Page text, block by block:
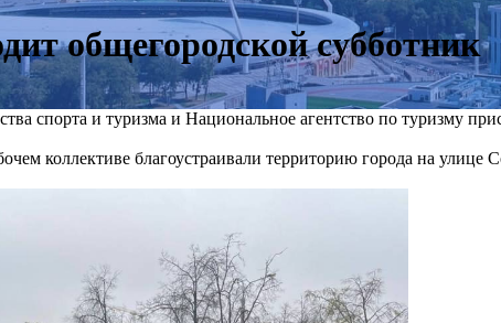
общегородской субботник
спорта и туризма и Национальное агентство по туризму
коллективе благоустраивали территорию города на улице